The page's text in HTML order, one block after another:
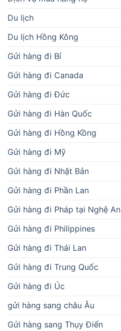
Du lịch
Du lịch Hồng Kông
Gửi hàng đi Bỉ
Gửi hàng đi Canada
Gửi hàng đi Đức
Gửi hàng đi Hàn Quốc
Gửi hàng đi Hồng Kồng
Gửi hàng đi Mỹ
Gửi hàng đi Nhật Bản
Gửi hàng đi Phần Lan
Gửi hàng đi Pháp tại Nghệ An
Gửi hàng đi Philippines
Gửi hàng đi Thái Lan
Gửi hàng đi Trung Quốc
Gửi hàng đi Úc
gửi hàng sang châu Âu
Gửi hàng sang Thụy Điển